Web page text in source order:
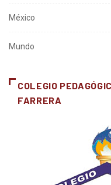
México
Mundo
COLEGIO
FARRERA